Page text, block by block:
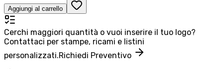
Aggiungi al carrello
Cerchi maggiori quantità o vuoi inserire il tuo logo?
Contattaci per stampe, ricami e listini
personalizzati.Richiedi Preventivo